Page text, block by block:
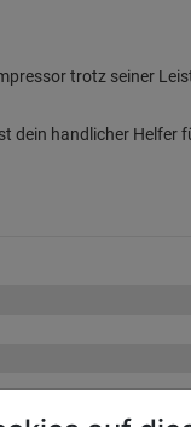
trotz seiner
dein handlicher Helfer